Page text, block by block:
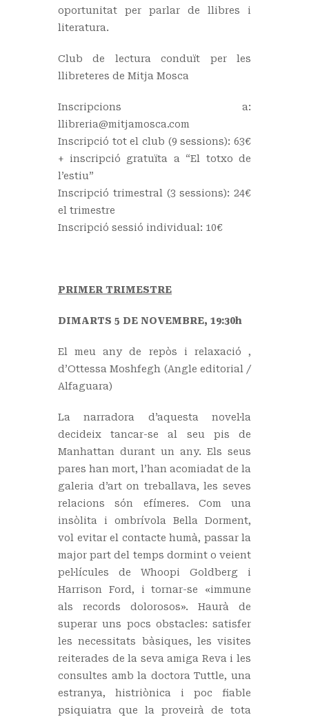
oportunitat per parlar de llibres i
literatura.
Club de lectura conduït per les
llibreteres de Mitja Mosca
Inscripcions a:
llibreria@mitjamosca.com
Inscripció tot el club (9 sessions): 63€
+ inscripció gratuïta a “El totxo de
l’estiu”
Inscripció trimestral (3 sessions): 24€
el trimestre
Inscripció sessió individual: 10€
PRIMER TRIMESTRE
DIMARTS 5 DE NOVEMBRE, 19:30h
El meu any de repòs i relaxació ,
d’Ottessa Moshfegh (Angle editorial /
Alfaguara)
La narradora d’aquesta novel·la
decideix tancar-se al seu pis de
Manhattan durant un any. Els seus
pares han mort, l’han acomiadat de la
galeria d’art on treballava, les seves
relacions són efímeres. Com una
insòlita i ombrívola Bella Dorment,
vol evitar el contacte humà, passar la
major part del temps dormint o veient
pel·lícules de Whoopi Goldberg i
Harrison Ford, i tornar-se «immune
als records dolorosos». Haurà de
superar uns pocs obstacles: satisfer
les necessitats bàsiques, les visites
reiterades de la seva amiga Reva i les
consultes amb la doctora Tuttle, una
estranya, histriònica i poc fiable
psiquiatra que la proveirà de tota